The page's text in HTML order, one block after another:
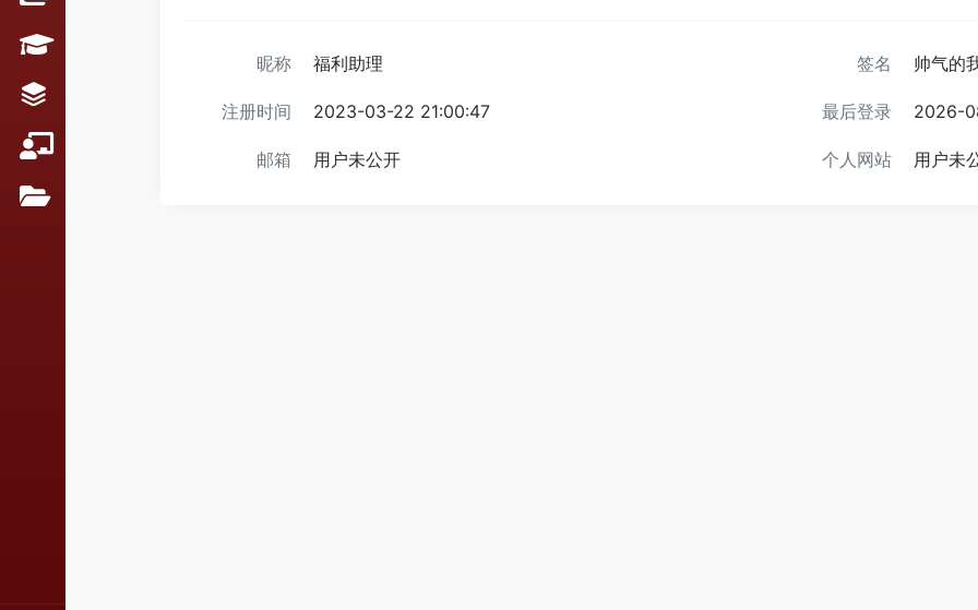
昵称 福利助理 签名 帅气的
注册时间 2023-03-22 21:00:47 最后登录 2026-
邮箱 用户未公开 个人网站 用户未